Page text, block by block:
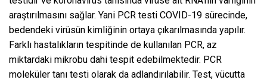
araştırılmasını sağlar. Yani PCR testi COVID-19 sürecinde,
bedendeki virüsün kimliğinin ortaya çıkarılmasında yapılır.
Farklı hastalıkların tespitinde de kullanılan PCR, az
miktardaki mikrobu dahi tespit edebilmektedir. PCR
moleküler tanı testi olarak da adlandırılabilir. Test, vücutta